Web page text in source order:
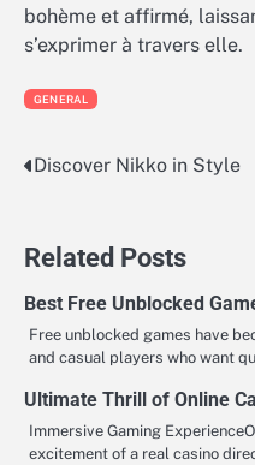
bohème et affirmé,
s’exprimer à travers elle.
GENERAL
Post
Discover Nikko in Style
Related Posts
Best Free Unblocked
Free unblocked games have
and casual players who want
Ultimate Thrill of Online
Immersive Gaming
excitement of a real casino